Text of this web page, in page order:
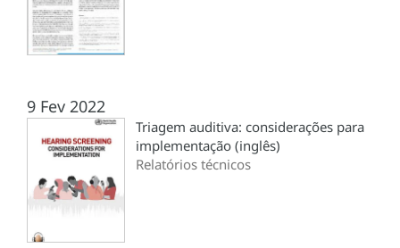
9 Fev 2022
Triagem auditiva: considerações para
implementação (inglês)
Relatórios técnicos